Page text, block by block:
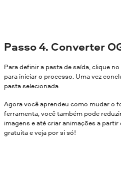
Passo 4. Converter
Para definir a pasta de saída, clique
para iniciar o processo. Uma vez
pasta selecionada.
Agora você aprendeu como mudar o
ferramenta, você também pode
imagens e até criar animações a
gratuita e veja por si só!